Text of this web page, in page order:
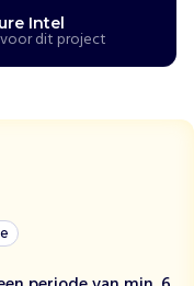
Intel
dit project